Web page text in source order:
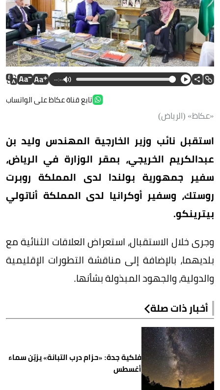
--:--
تابع قناة عكاظ على الواتساب
«عكاظ» (الرياض)
استقبل نائب وزير الخارجية المهندس وليد بن
عبدالكريم الخريجي، بمقر الوزارة في الرياض،
سفير جمهورية بولندا لدى المملكة روبرت
روستك، وسفير أوكرانيا لدى المملكة أناتولي
بيترينكو.
وجرى خلال الاستقبال، استعراض العلاقات الثنائية مع
بلديهما، بالإضافة إلى مناقشة التطورات الإقليمية
والدولية، والجهود المبذولة بشأنها.
أخبار ذات صلة
فلكية جدة: «حزام درب التبانة» يزيّن سماء
أغسطس